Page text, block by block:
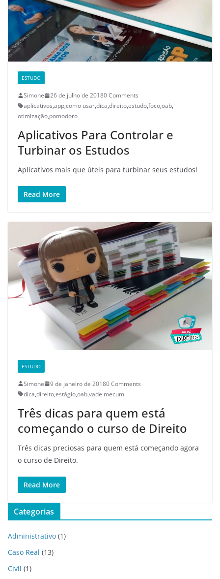
ESTUDO
Simone 26 de julho de 20180 Comments
aplicativos,app,como usar,dica,direito,estudo,foco,oab,
otimização,pomodoro
Aplicativos Para Controlar e
Turbinar os Estudos
Aplicativos mais que úteis para turbinar seus estudos!
Read More
ESTUDO
Simone 9 de janeiro de 20180 Comments
dica,direito,estágio,oab,vade mecum
Três dicas para quem está
começando o curso de Direito
Três dicas preciosas para quem está começando agora
o curso de Direito.
Read More
Categorias
Administrativo (1)
Caso Real (13)
Civil (1)